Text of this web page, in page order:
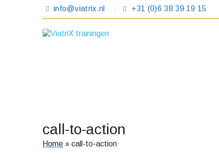
info@viatrix.nl +31 (0)6 38 39 19 15
call-to-action
Home » call-to-action